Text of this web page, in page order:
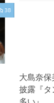
大島奈
披露『タ
38